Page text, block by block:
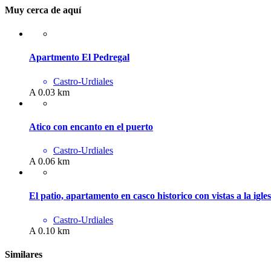
Muy cerca de aquí
Apartmento El Pedregal
Castro-Urdiales
A 0.03 km
Atico con encanto en el puerto
Castro-Urdiales
A 0.06 km
El patio, apartamento en casco historico con vistas a la
Castro-Urdiales
A 0.10 km
Similares